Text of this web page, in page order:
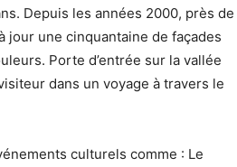
Depuis les années 2000, près de
une cinquantaine de façades
Porte d’entrée sur la vallée
dans un voyage à travers le
culturels comme : Le